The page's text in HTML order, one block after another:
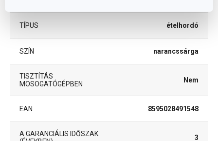
TÍPUS ételhordó
SZÍN narancssárga
TISZTÍTÁS
MOSOGATÓGÉPBEN
Nem
EAN 8595028491548
A GARANCIÁLIS IDŐSZAK
3